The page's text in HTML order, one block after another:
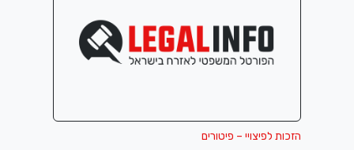
הזכות לפיצויי – פיטורים